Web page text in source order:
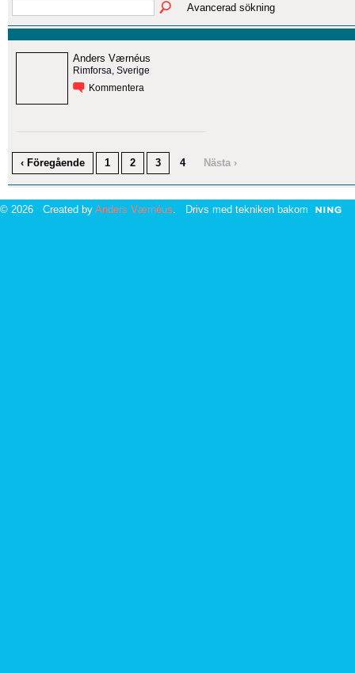
Avancerad sökning
Anders Værnéus
Rimforsa, Sverige
Kommentera
‹ Föregående 1 2 3 4 Nästa ›
© 2026 Created by Anders Værnéus . Drivs med tekniken bakom